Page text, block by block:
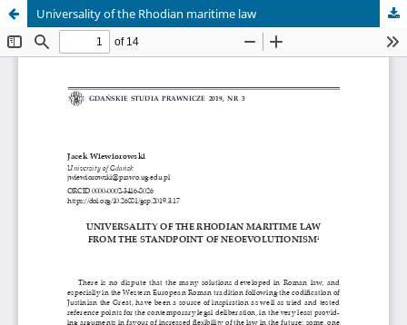
Universality of the Rhodian maritime law